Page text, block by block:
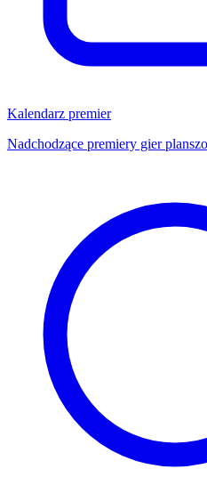
Kalendarz premier
Nadchodzące premiery gier